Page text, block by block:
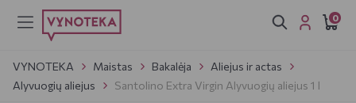
0
VYNOTEKA Maistas Bakalėja
Aliejus ir actas
Alyvuogių aliejus
Santolino Extra Virgin Alyvuogių aliejus 1 l